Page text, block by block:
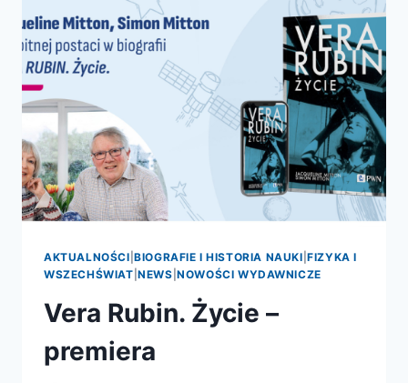
ZMIENIŁO
AKTUALNOŚCI |BIOGRAFIE I HISTORIA NAUKI |FIZYKA I
WSZECHŚWIAT |NEWS |NOWOŚCI WYDAWNICZE
Vera Rubin. Życie –
premiera